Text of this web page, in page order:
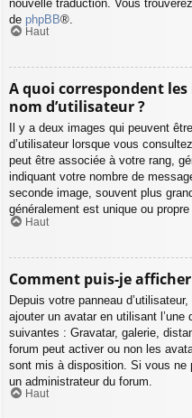
nouvelle traduction. Vous
de phpBB®.
Haut
A quoi correspondent
nom d’utilisateur ?
Il y a deux images qui peuvent
d’utilisateur lorsque vous
peut être associée à votre rang,
indiquant votre nombre de
seconde image, souvent plus
généralement est unique ou
Haut
Comment puis-je
Depuis votre panneau
ajouter un avatar en utilisant l’une
suivantes : Gravatar, galerie,
forum peut activer ou non les
sont mis à disposition. Si vous ne
un administrateur du forum.
Haut